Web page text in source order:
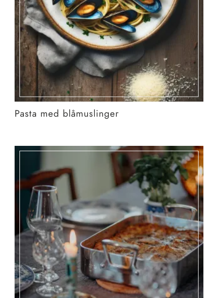
Pasta med blåmuslinger